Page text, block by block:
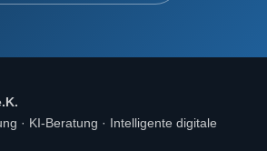
· KI-Beratung · Intelligente digitale